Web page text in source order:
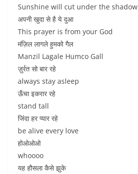
Sunshine will cut under the shadow
अपनी खुदा से है ये दुआ
This prayer is from your God
मंज़िल लागले हुमको गैल
Manzil Lagale Humco Gall
ज़ुर्रत सो बार रहे
always stay asleep
ऊँचा इकरार रहे
stand tall
जिंदा हर प्यार रहे
be alive every love
होओओओ
whoooo
यह हौसला कैसे झुके